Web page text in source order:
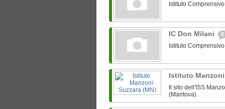
Istituto
IC Don Milani 0
Istituto
Istituto
Il sito dell'ISS
(Mantova)